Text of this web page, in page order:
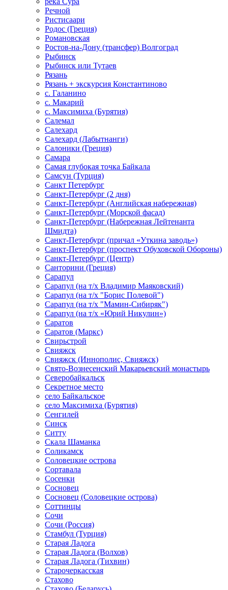
Речной
Ристисаари
Родос (Греция)
Романовская
Ростов-на-Дону (трансфер) Волгоград
Рыбинск
Рыбинск или Тутаев
Рязань
Рязань + экскурсия Константиново
с. Галанино
с. Макарий
с. Максимиха (Бурятия)
Салемал
Салехард
Салехард (Лабытнанги)
Салоники (Греция)
Самара
Самая глубокая точка Байкала
Самсун (Турция)
Санкт Петербург
Санкт-Петербург (2 дня)
Санкт-Петербург (Английская набережная)
Санкт-Петербург (Морской фасад)
Санкт-Петербург (Набережная Лейтенанта
Шмидта)
Санкт-Петербург (причал «Уткина заводь»)
Санкт-Петербург (проспект Обуховской Обороны)
Санкт-Петербург (Центр)
Санторини (Греция)
Сарапул
Сарапул (на т/х Владимир Маяковский)
Сарапул (на т/х "Борис Полевой")
Сарапул (на т/х "Мамин-Сибиряк")
Сарапул (на т/х «Юрий Никулин»)
Саратов
Саратов (Маркс)
Свирьстрой
Свияжск
Свияжск (Иннополис, Свияжск)
Свято-Вознесенский Макарьевский монастырь
Северобайкальск
Секретное место
село Байкальское
село Максимиха (Бурятия)
Сенгилей
Синск
Ситту
Скала Шаманка
Соликамск
Соловецкие острова
Сортавала
Сосенки
Сосновец
Сосновец (Соловецкие острова)
Соттинцы
Сочи
Сочи (Россия)
Стамбул (Турция)
Старая Ладога
Старая Ладога (Волхов)
Старая Ладога (Тихвин)
Старочеркасская
Стахово